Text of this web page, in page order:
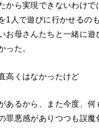
から実現できないわけで
1人で遊びに行かせるの
お母さんたちと一緒に遊
った。
高くはなかったけど
あるから、また今度、何
罪悪感がありつつも誤魔